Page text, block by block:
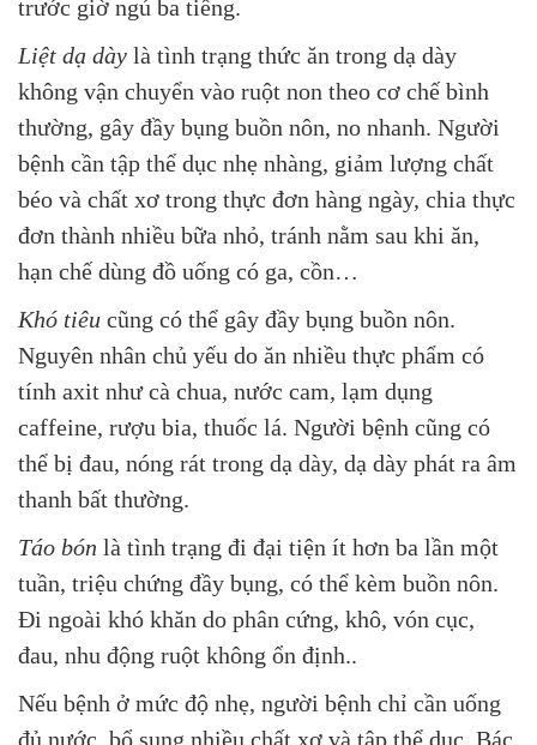
trước giờ ngủ ba tiếng.
Liệt dạ dày là tình trạng thức ăn trong dạ dày
không vận chuyển vào ruột non theo cơ chế bình
thường, gây đầy bụng buồn nôn, no nhanh. Người
bệnh cần tập thể dục nhẹ nhàng, giảm lượng chất
béo và chất xơ trong thực đơn hàng ngày, chia thực
đơn thành nhiều bữa nhỏ, tránh nằm sau khi ăn,
hạn chế dùng đồ uống có ga, cồn…
Khó tiêu cũng có thể gây đầy bụng buồn nôn.
Nguyên nhân chủ yếu do ăn nhiều thực phẩm có
tính axit như cà chua, nước cam, lạm dụng
caffeine, rượu bia, thuốc lá. Người bệnh cũng có
thể bị đau, nóng rát trong dạ dày, dạ dày phát ra âm
thanh bất thường.
Táo bón là tình trạng đi đại tiện ít hơn ba lần một
tuần, triệu chứng đầy bụng, có thể kèm buồn nôn.
Đi ngoài khó khăn do phân cứng, khô, vón cục,
đau, nhu động ruột không ổn định..
Nếu bệnh ở mức độ nhẹ, người bệnh chỉ cần uống
đủ nước, bổ sung nhiều chất xơ và tập thể dục. Bác